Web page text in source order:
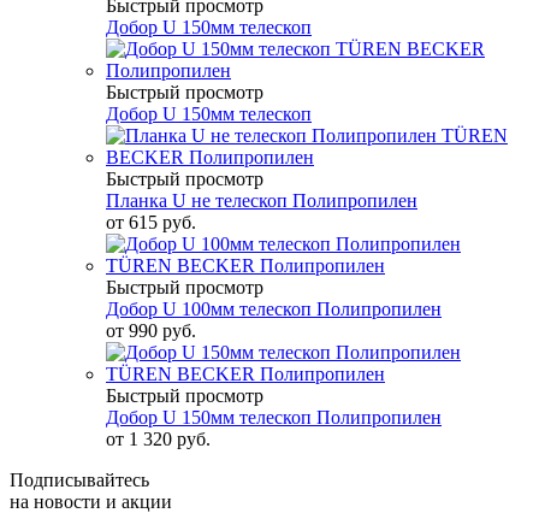
Быстрый просмотр
Добор U 150мм телескоп
Быстрый просмотр
Добор U 150мм телескоп
Быстрый просмотр
Планка U не телескоп Полипропилен
от 615 руб.
Быстрый просмотр
Добор U 100мм телескоп Полипропилен
от 990 руб.
Быстрый просмотр
Добор U 150мм телескоп Полипропилен
от 1 320 руб.
Подписывайтесь
на новости и акции